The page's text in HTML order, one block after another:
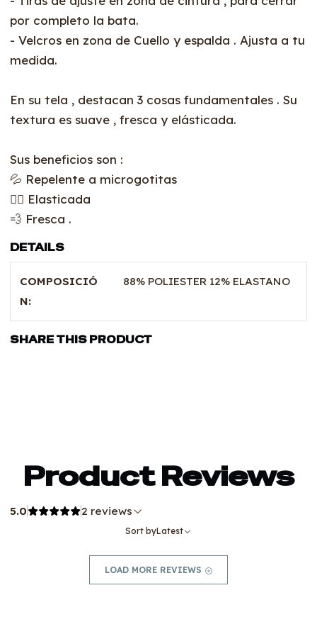
por completo la bata.
- Velcros en zona de Cuello y espalda . Ajusta a tu
medida.
En su tela , destacan 3 cosas fundamentales . Su
textura es suave , fresca y elásticada.
Sus beneficios son :
💦 Repelente a microgotitas
🤸‍♀️ Elasticada
💨 Fresca .
DETAILS
COMPOSICIÓ
N:
88% POLIESTER 12% ELASTANO
SHARE THIS PRODUCT
Product Reviews
5.0 2 reviews
Sort byLatest
LOAD MORE REVIEWS